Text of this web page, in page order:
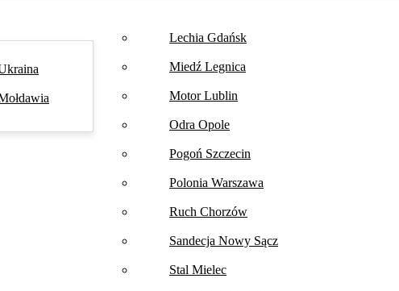
Lechia Gdańsk
Miedź Legnica
Motor Lublin
Odra Opole
Pogoń Szczecin
Polonia Warszawa
Ruch Chorzów
Sandecja Nowy Sącz
Stal Mielec